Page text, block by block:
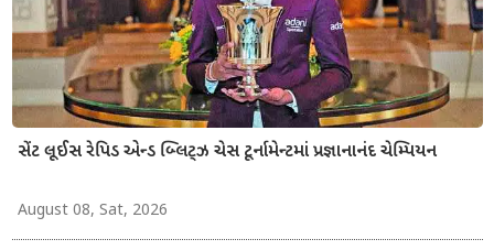
સેંટ લૂઈસ રેપિડ એન્ડ બ્લિટ્ઝ ચેસ ટૂર્નામેન્ટમાં પ્રજ્ઞાનાનંદ ચેમ્પિયન
August 08, Sat, 2026